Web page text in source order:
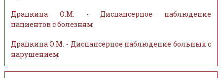
Драпкина О.М. - Диспансерное наблюдение
пациентов с болезням
Драпкина О.М. - Диспансерное наблюдение больных с
нарушением